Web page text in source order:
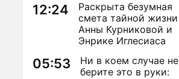
12:24
Раскрыта безумная
смета тайной жизни
Анны Курниковой и
Энрике Иглесиаса
05:53
Ни в коем случае не
берите это в руки: